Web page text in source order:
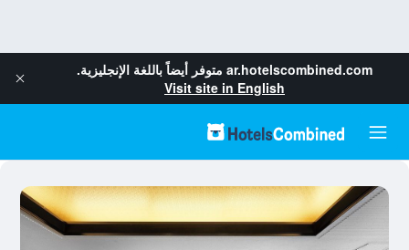
ar.hotelscombined.com متوفر أيضاً باللغة الإنجليزية.
Visit site in English